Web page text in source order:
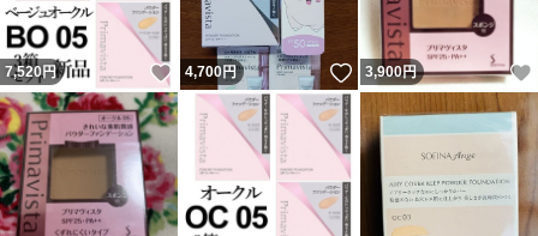
7,520円 いいね！
4,700円 いいね！
3,900円